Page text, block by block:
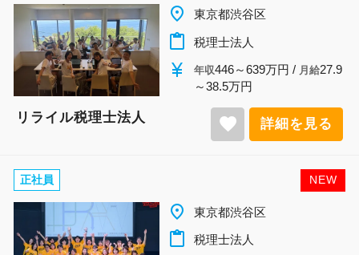
place 東京都渋谷区
content_paste 税理士法人
currency_yen 年収446～639万円 / 月給27.9
～38.5万円
リライル税理士法人 favorite 詳細を見る
NEW
正社員
place 東京都渋谷区
content_paste 税理士法人